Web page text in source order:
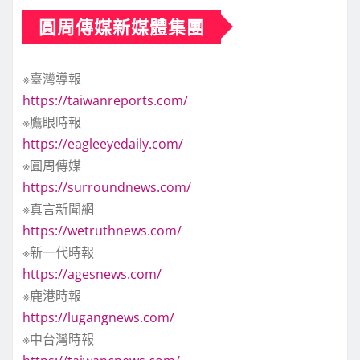
圓周傳媒新媒體集團
※臺灣導報
https://taiwanreports.com/
※鷹眼時報
https://eagleeyedaily.com/
※圓周傳媒
https://surroundnews.com/
※真言新聞網
https://wetruthnews.com/
※新一代時報
https://agesnews.com/
※鹿港時報
https://lugangnews.com/
※中台灣時報